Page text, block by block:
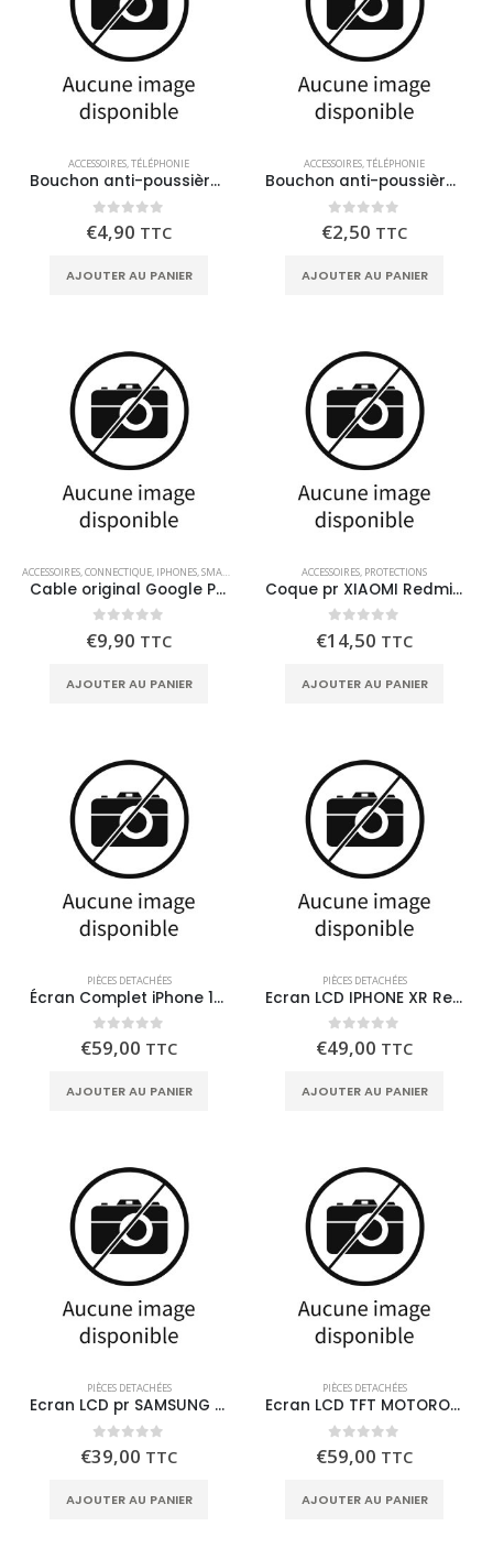
ACCESSOIRES,TÉLÉPHONIE
Bouchon anti-poussière port lightning
0out of 5
€4,90 TTC
AJOUTER AU PANIER
ACCESSOIRES,TÉLÉPHONIE
Bouchon anti-poussière port USB-C
0out of 5
€2,50 TTC
AJOUTER AU PANIER
ACCESSOIRES,CONNECTIQUE, IPHONES,SMARTPHONES SMARTPHONES ANDROID,SMARTPHONES
Cable original Google Pixel USB-C vers USB-C 1m
0out of 5
€9,90 TTC
AJOUTER AU PANIER
ACCESSOIRES, PROTECTIONS
Coque pr XIAOMI Redmi Note 14 (5G)
0 out of 5
€14,50 TTC
AJOUTER AU PANIER
PIÈCES DETACHÉES
Écran Complet iPhone 15 Pro LTPS FHD
0out of 5
€59,00 TTC
AJOUTER AU PANIER
PIÈCES DETACHÉES
Ecran LCD IPHONE XR ReLife
0 out of 5
€49,00 TTC
AJOUTER AU PANIER
PIÈCES DETACHÉES
Ecran LCD pr SAMSUNG A56 (5G) – Avec chassis
0 out of 5
€39,00 TTC
AJOUTER AU PANIER
PIÈCES DETACHÉES
Ecran LCD TFT MOTOROLA G15
0out of 5
€59,00 TTC
AJOUTER AU PANIER